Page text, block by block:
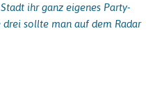
ihr ganz eigenes Party-
sollte man auf dem Radar